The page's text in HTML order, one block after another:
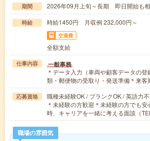
期間 2026年09月上旬～長期 即日開始も
時給 時給1450円 月収例 232,000円～
交通費
全額支給
仕事内容 一般事務
＊データ入力（車両や顧客データの
類・郵便物の受取り・発送準備＊来
応募資格
職種未経験OK / ブランクOK / 英語力
＊未経験の方歓迎＊未経験の方でも
時、キャリアを一緒に考える面談（
職場の雰囲気